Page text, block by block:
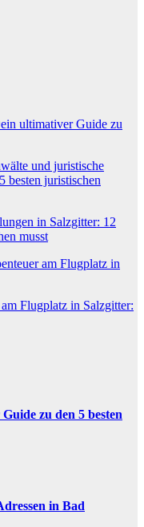
ultimativer Guide zu
und juristische
besten juristischen
in Salzgitter: 12
musst
am Flugplatz in
Flugplatz in Salzgitter:
zu den 5 besten
in Bad